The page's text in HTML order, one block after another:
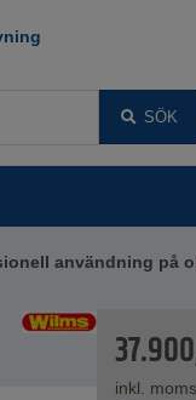
SÖK
användning på
inkl.